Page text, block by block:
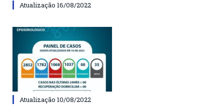
Atualização 16/08/2022
Atualização 10/08/2022